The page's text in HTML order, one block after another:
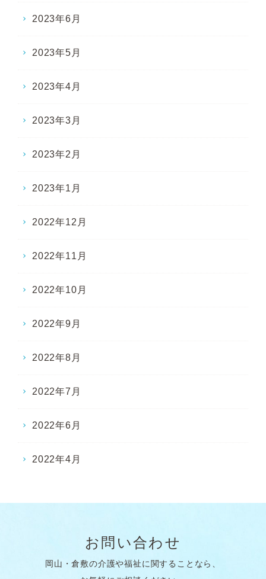
2023年6月
2023年5月
2023年4月
2023年3月
2023年2月
2023年1月
2022年12月
2022年11月
2022年10月
2022年9月
2022年8月
2022年7月
2022年6月
2022年4月
お問い合わせ
岡山・倉敷の介護や福祉に関することなら、